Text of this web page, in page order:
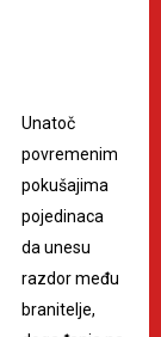
Unatoč
povremenim
pokušajima
pojedinaca
da unesu
razdor među
branitelje,